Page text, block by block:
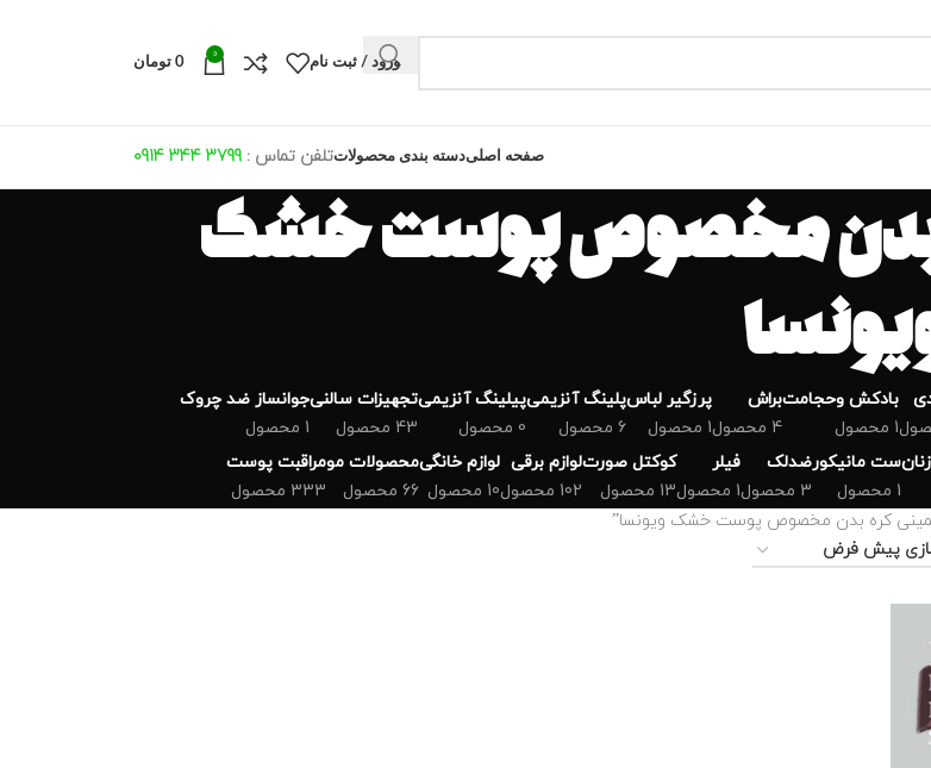
ورود / ثبت نام
0
0 تومان
صفحه اصلیدسته بندی محصولاتتلفن تماس : 3799 344 0914
بدن مخصوص پوست خشک
بادکش وحجامت
1 محصول
براش
4 محصول
پرزگیر لباس
1 محصول
پلینگ آنزیمی
6 محصول
پیلینگ آنزیمی
0 محصول
تجهیزات سالنی
43 محصول
جوانساز ضد چروک
1 محصول
ست مانیکور
1 محصول
ضدلک
3 محصول
فیلر
1 محصول
کوکتل صورت
13 محصول
لوازم برقی
102 محصول
لوازم خانگی
10 محصول
محصولات مو
66 محصول
مراقبت پوست
333 محصول
کره بدن مخصوص پوست خشک ویونسا”